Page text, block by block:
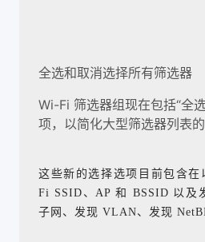
全选和取消选择所有筛选器
Wi-Fi 筛选器组现在包括“全
项，以简化大型筛选器列表的
这些新的选择选项目前包含
Fi SSID、AP 和 BSSID 以及
子网、发现 VLAN、发现